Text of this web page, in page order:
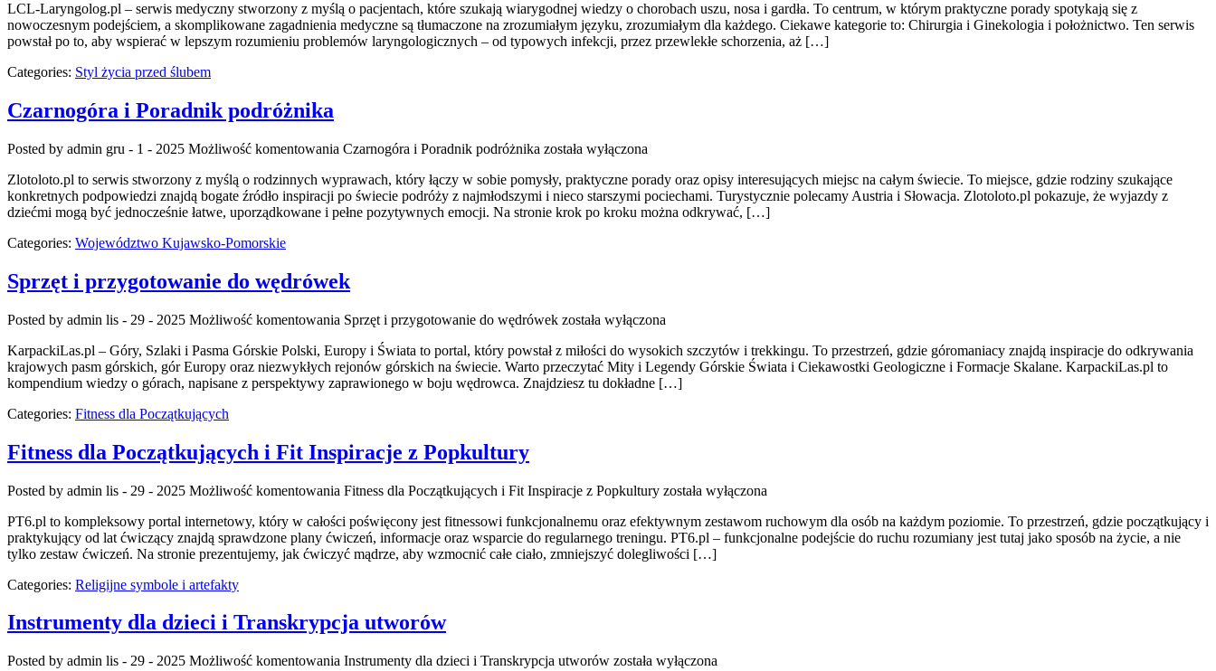
LCL-Laryngolog.pl – serwis medyczny stworzony z myślą o pacjentach, które szukają wiarygodnej wiedzy o chorobach uszu, nosa i gardła. To centrum, w którym praktyczne porady spotykają się z
nowoczesnym podejściem, a skomplikowane zagadnienia medyczne są tłumaczone na zrozumiałym języku, zrozumiałym dla każdego. Ciekawe kategorie to: Chirurgia i Ginekologia i położnictwo. Ten serwis
powstał po to, aby wspierać w lepszym rozumieniu problemów laryngologicznych – od typowych infekcji, przez przewlekłe schorzenia, aż […]
Categories: Styl życia przed ślubem
Czarnogóra i Poradnik podróżnika
Posted by admin gru - 1 - 2025 Możliwość komentowania Czarnogóra i Poradnik podróżnika została wyłączona
Zlotoloto.pl to serwis stworzony z myślą o rodzinnych wyprawach, który łączy w sobie pomysły, praktyczne porady oraz opisy interesujących miejsc na całym świecie. To miejsce, gdzie rodziny szukające
konkretnych podpowiedzi znajdą bogate źródło inspiracji po świecie podróży z najmłodszymi i nieco starszymi pociechami. Turystycznie polecamy Austria i Słowacja. Zlotoloto.pl pokazuje, że wyjazdy z
dziećmi mogą być jednocześnie łatwe, uporządkowane i pełne pozytywnych emocji. Na stronie krok po kroku można odkrywać, […]
Categories: Województwo Kujawsko-Pomorskie
Sprzęt i przygotowanie do wędrówek
Posted by admin lis - 29 - 2025 Możliwość komentowania Sprzęt i przygotowanie do wędrówek została wyłączona
KarpackiLas.pl – Góry, Szlaki i Pasma Górskie Polski, Europy i Świata to portal, który powstał z miłości do wysokich szczytów i trekkingu. To przestrzeń, gdzie góromaniacy znajdą inspiracje do odkrywania
krajowych pasm górskich, gór Europy oraz niezwykłych rejonów górskich na świecie. Warto przeczytać Mity i Legendy Górskie Świata i Ciekawostki Geologiczne i Formacje Skalane. KarpackiLas.pl to
kompendium wiedzy o górach, napisane z perspektywy zaprawionego w boju wędrowca. Znajdziesz tu dokładne […]
Categories: Fitness dla Początkujących
Fitness dla Początkujących i Fit Inspiracje z Popkultury
Posted by admin lis - 29 - 2025 Możliwość komentowania Fitness dla Początkujących i Fit Inspiracje z Popkultury została wyłączona
PT6.pl to kompleksowy portal internetowy, który w całości poświęcony jest fitnessowi funkcjonalnemu oraz efektywnym zestawom ruchowym dla osób na każdym poziomie. To przestrzeń, gdzie początkujący i
praktykujący od lat ćwiczący znajdą sprawdzone plany ćwiczeń, informacje oraz wsparcie do regularnego treningu. PT6.pl – funkcjonalne podejście do ruchu rozumiany jest tutaj jako sposób na życie, a nie
tylko zestaw ćwiczeń. Na stronie prezentujemy, jak ćwiczyć mądrze, aby wzmocnić całe ciało, zmniejszyć dolegliwości […]
Categories: Religijne symbole i artefakty
Instrumenty dla dzieci i Transkrypcja utworów
Posted by admin lis - 29 - 2025 Możliwość komentowania Instrumenty dla dzieci i Transkrypcja utworów została wyłączona